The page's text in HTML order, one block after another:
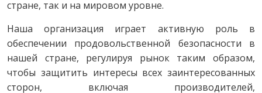
стране, так и на мировом уровне.
Наша организация играет активную роль в
обеспечении продовольственной безопасности в
нашей стране, регулируя рынок таким образом,
чтобы защитить интересы всех заинтересованных
сторон, включая производителей,